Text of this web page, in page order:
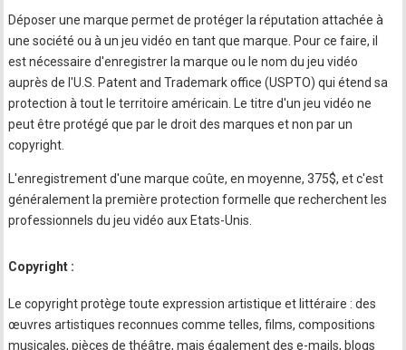
Déposer une marque permet de protéger la réputation attachée à
une société ou à un jeu vidéo en tant que marque. Pour ce faire, il
est nécessaire d'enregistrer la marque ou le nom du jeu vidéo
auprès de l'U.S. Patent and Trademark office (USPTO) qui étend sa
protection à tout le territoire américain. Le titre d'un jeu vidéo ne
peut être protégé que par le droit des marques et non par un
copyright.
L'enregistrement d'une marque coûte, en moyenne, 375$, et c'est
généralement la première protection formelle que recherchent les
professionnels du jeu vidéo aux Etats-Unis.
Copyright :
Le copyright protège toute expression artistique et littéraire : des
œuvres artistiques reconnues comme telles, films, compositions
musicales, pièces de théâtre, mais également des e-mails, blogs